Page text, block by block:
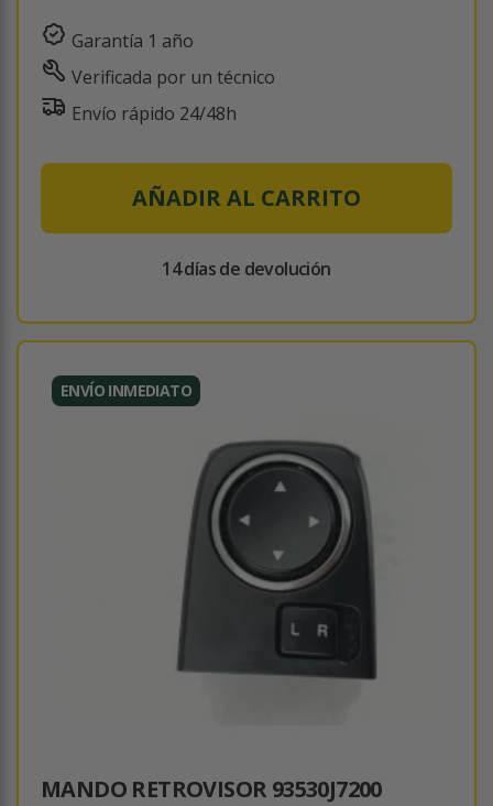
Garantía 1 año
Verificada por un técnico
Envío rápido 24/48h
AÑADIR AL CARRITO
14 días de devolución
ENVÍO INMEDIATO
MANDO RETROVISOR 93530J7200